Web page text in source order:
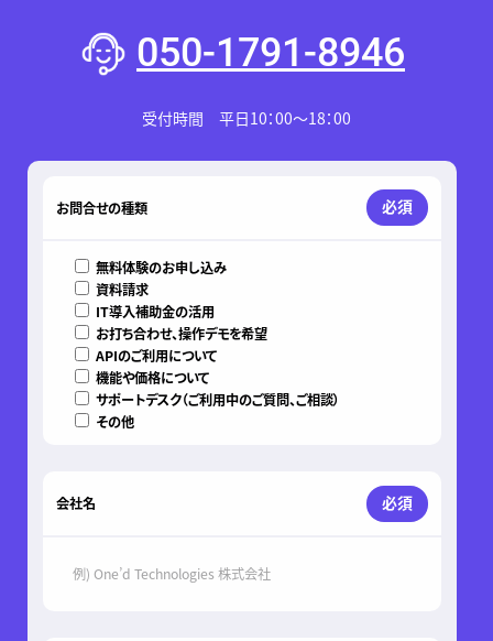
050-1791-8946
受付時間 平日10：00～18：00
お問合せの種類 必須
無料体験のお申し込み
資料請求
IT導入補助金の活用
お打ち合わせ、操作デモを希望
APIのご利用について
機能や価格について
サポートデスク（ご利用中のご質問、ご相談）
その他
会社名 必須